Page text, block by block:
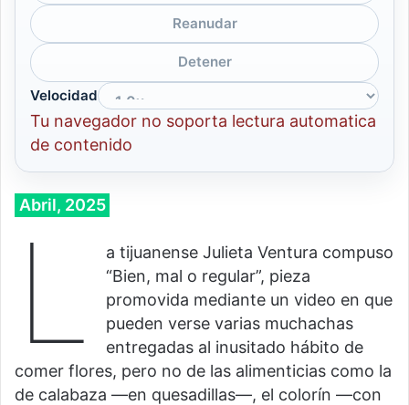
Reanudar
Detener
Velocidad
Tu navegador no soporta lectura automatica
de contenido
Abril, 2025
L
a tijuanense Julieta Ventura compuso
“Bien, mal o regular”, pieza
promovida mediante un video en que
pueden verse varias muchachas
entregadas al inusitado hábito de
comer flores, pero no de las alimenticias como la
de calabaza —en quesadillas—, el colorín —con